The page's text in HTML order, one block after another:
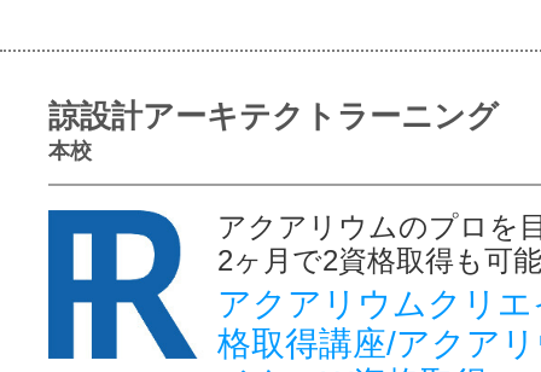
諒設計アーキテクトラーニング
本校
アクアリウムのプロを
2ヶ月で2資格取得も可
アクアリウムクリ
格取得講座/アクア